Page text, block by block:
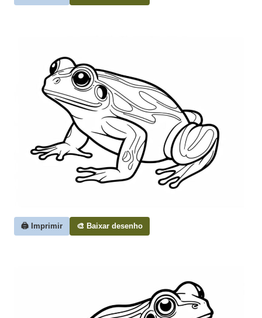
🖨️ Imprimir 🎨 Baixar desenho